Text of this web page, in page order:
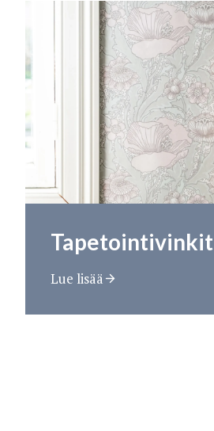
Tapetointivinkit
Lue lisää